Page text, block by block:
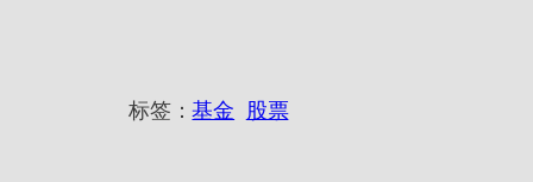
标签：基金 股票